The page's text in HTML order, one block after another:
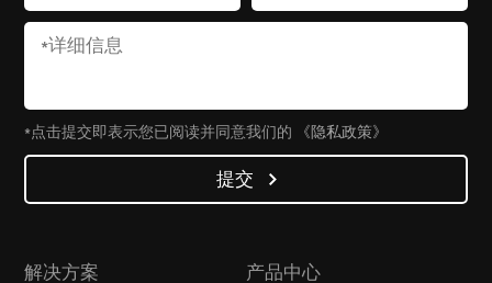
*点击提交即表示您已阅读并同意我们的 《隐私政策》
提交
解决方案 产品中心